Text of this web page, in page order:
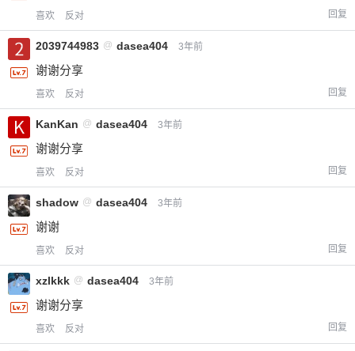
20 50
¥
喜欢 反对 回复
2039744983 @ dasea404 3年前
谢谢分享
喜欢 反对 回复
KanKan @ dasea404 3年前
谢谢分享
喜欢 反对 回复
shadow @ dasea404 3年前
谢谢
喜欢 反对 回复
xzlkkk @ dasea404 3年前
谢谢分享
喜欢 反对 回复
您没有权限发布内容，请购买会员或者提升权
限。
6位以上